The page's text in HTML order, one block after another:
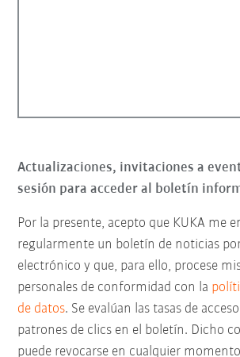
Actualizaciones, invitaciones a
sesión para acceder al boletín
Por la presente, acepto que KUKA me
regularmente un boletín de noticias
electrónico y que, para ello, procese
personales de conformidad con la
de datos. Se evalúan las tasas de
patrones de clics en el boletín. Dicho
puede revocarse en cualquier